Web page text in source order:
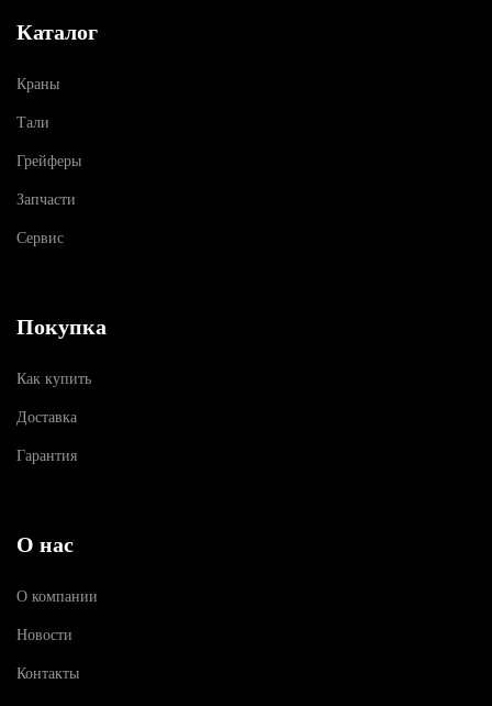
Каталог
Краны
Тали
Грейферы
Запчасти
Сервис
Покупка
Как купить
Доставка
Гарантия
О нас
О компании
Новости
Контакты